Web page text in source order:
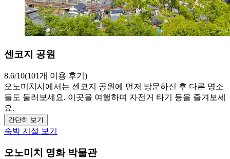
센코지 공원
8.6/10(101개 이용 후기)
오노미치시에서는 센코지 공원에 먼저 방문하신 후 다른 명소
들도 둘러보세요. 이곳을 여행하며 자전거 타기 등을 즐겨보세
요.
간단히 보기
숙박 시설 보기
오노미치 영화 박물관